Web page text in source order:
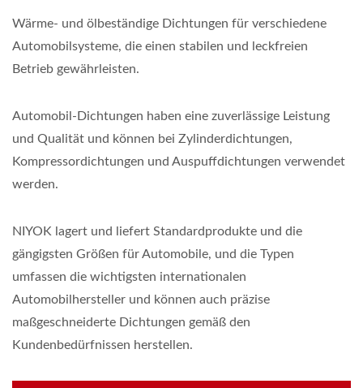
Wärme- und ölbeständige Dichtungen für verschiedene
Automobilsysteme, die einen stabilen und leckfreien
Betrieb gewährleisten.
Automobil-Dichtungen haben eine zuverlässige Leistung
und Qualität und können bei Zylinderdichtungen,
Kompressordichtungen und Auspuffdichtungen verwendet
werden.
NIYOK lagert und liefert Standardprodukte und die
gängigsten Größen für Automobile, und die Typen
umfassen die wichtigsten internationalen
Automobilhersteller und können auch präzise
maßgeschneiderte Dichtungen gemäß den
Kundenbedürfnissen herstellen.